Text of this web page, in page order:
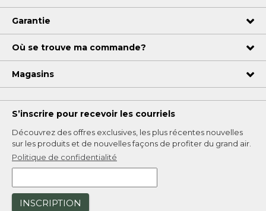
Garantie
Où se trouve ma commande?
Magasins
S’inscrire pour recevoir les courriels
Découvrez des offres exclusives, les plus récentes nouvelles
sur les produits et de nouvelles façons de profiter du grand air.
Politique de confidentialité
INSCRIPTION